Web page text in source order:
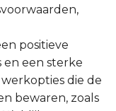
positieve
en een sterke
die de
bewaren, zoals